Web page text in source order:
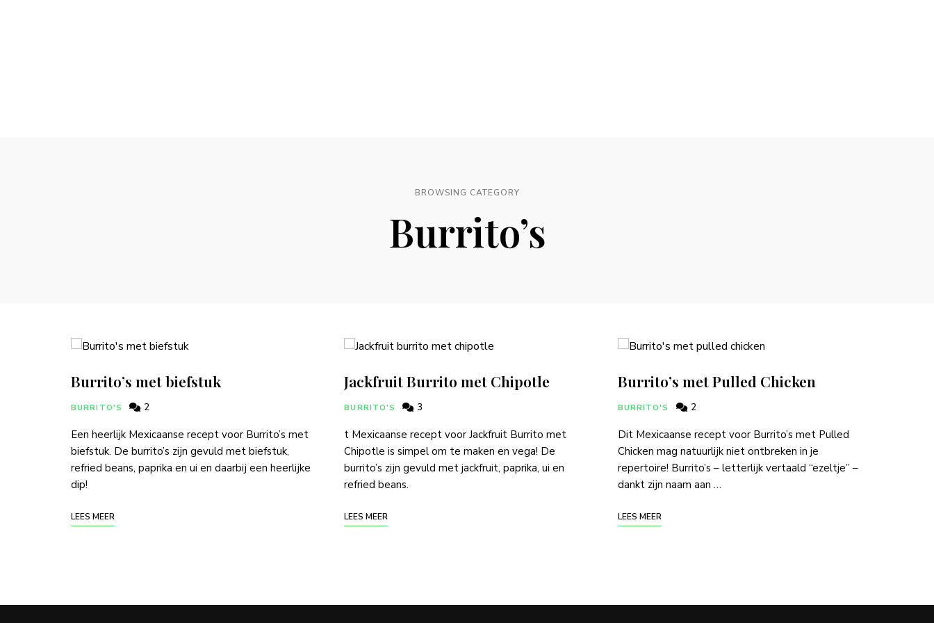
BROWSING CATEGORY
Burrito’s
Burrito’s met biefstuk
BURRITO'S 2
Een heerlijk Mexicaanse recept voor Burrito’s met
biefstuk. De burrito’s zijn gevuld met biefstuk,
refried beans, paprika en ui en daarbij een heerlijke
dip!
LEES MEER
Jackfruit Burrito met Chipotle
BURRITO'S 3
t Mexicaanse recept voor Jackfruit Burrito met
Chipotle is simpel om te maken en vega! De
burrito’s zijn gevuld met jackfruit, paprika, ui en
refried beans.
LEES MEER
Burrito’s met Pulled Chicken
BURRITO'S 2
Dit Mexicaanse recept voor Burrito’s met Pulled
Chicken mag natuurlijk niet ontbreken in je
repertoire! Burrito’s – letterlijk vertaald “ezeltje” –
dankt zijn naam aan …
LEES MEER